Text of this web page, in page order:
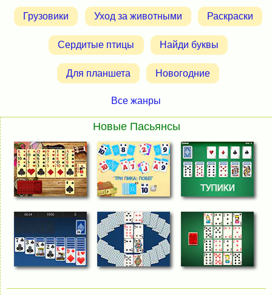
Грузовики Уход за животными Раскраски
Сердитые птицы Найди буквы
Для планшета Новогодние
Все жанры
Новые Пасьянсы